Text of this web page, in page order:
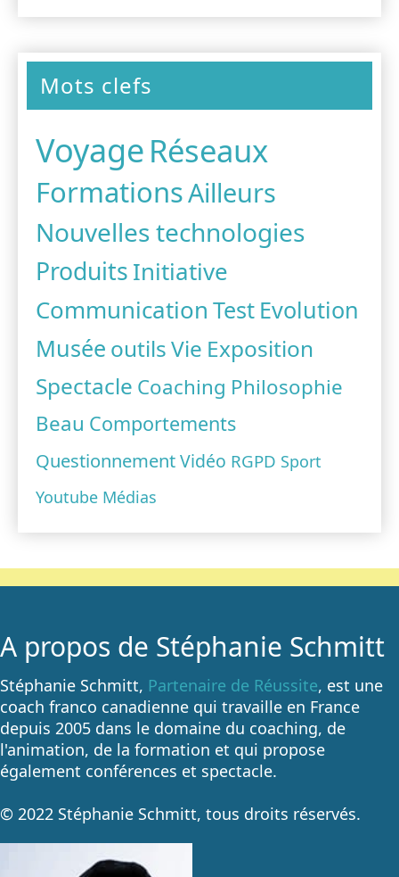
Mots clefs
VoyageRéseaux
FormationsAilleurs
Nouvelles technologies
ProduitsInitiative
Communication Test Evolution
Musée outilsVie Exposition
Spectacle Coaching Philosophie
Beau Comportements
QuestionnementVidéo RGPD Sport
Youtube Médias
A propos de Stéphanie Schmitt
Stéphanie Schmitt, Partenaire de Réussite, est une
coach franco canadienne qui travaille en France
depuis 2005 dans le domaine du coaching, de
l'animation, de la formation et qui propose
également conférences et spectacle.
© 2022 Stéphanie Schmitt, tous droits réservés.